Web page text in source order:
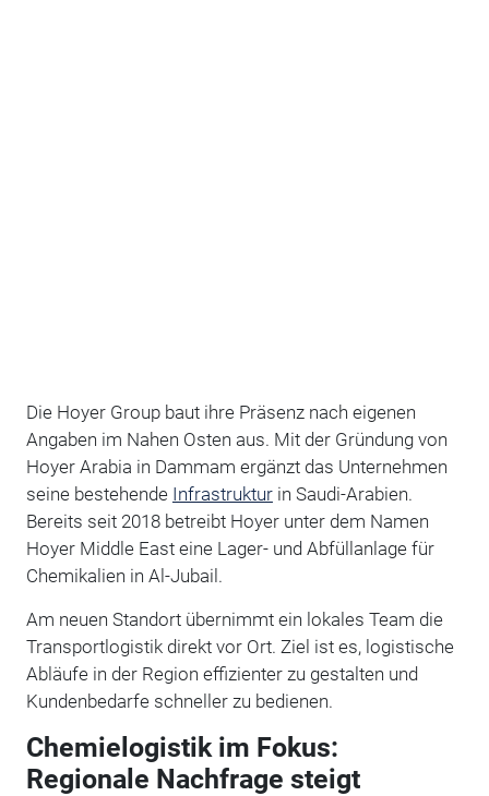
Die Hoyer Group baut ihre Präsenz nach eigenen
Angaben im Nahen Osten aus. Mit der Gründung von
Hoyer Arabia in Dammam ergänzt das Unternehmen
seine bestehende Infrastrukturin Saudi-Arabien.
Bereits seit 2018 betreibt Hoyer unter dem Namen
Hoyer Middle East eine Lager- und Abfüllanlage für
Chemikalien in Al-Jubail.
Am neuen Standort übernimmt ein lokales Team die
Transportlogistik direkt vor Ort. Ziel ist es, logistische
Abläufe in der Region effizienter zu gestalten und
Kundenbedarfe schneller zu bedienen.
Chemielogistik im Fokus:
Regionale Nachfrage steigt